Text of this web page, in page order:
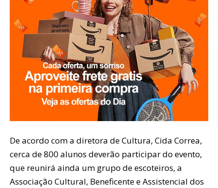
De acordo com a diretora de Cultura, Cida Correa,
cerca de 800 alunos deverão participar do evento,
que reunirá ainda um grupo de escoteiros, a
Associação Cultural, Beneficente e Assistencial dos